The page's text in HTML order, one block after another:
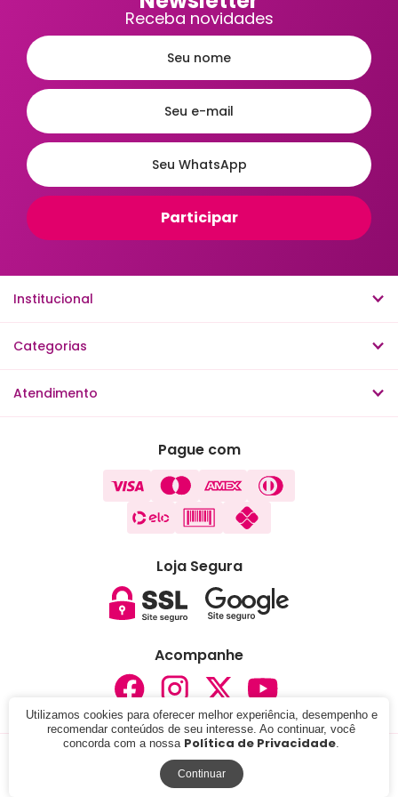
Receba novidades
Institucional
Categorias
Atendimento
Pague com
Loja Segura
Acompanhe
os direitos reservados.
Utilizamos cookies para oferecer melhor experiência, desempenho e
recomendar conteúdos de seu interesse. Ao continuar, você
concorda com a nossa Política de Privacidade.
Continuar